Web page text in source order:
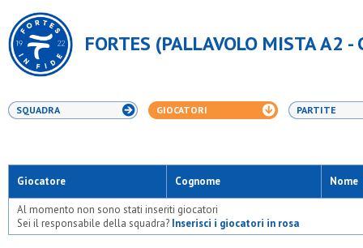
FORTES (PALLAVOLO MISTA A2 -
SQUADRA GIOCATORI PARTITE
Giocatore Cognome Nome
Al momento non sono stati inseriti giocatori
Sei il responsabile della squadra? Inserisci i giocatori in rosa